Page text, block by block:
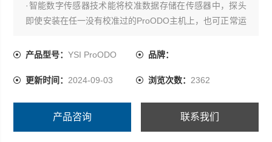
·智能数字传感器技术能将校准数据存储在传感器中，探头
即使安装在任一没有校准过的ProODO主机上，也可正常运
·适配300毫升BOD瓶
产品型号：YSI ProODO 品牌：
更新时间： 2024-09-03 浏览次数： 2362
产品咨询 联系我们